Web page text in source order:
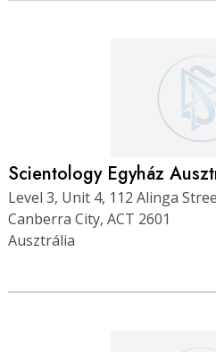
Scientology Egyház
Level 3, Unit 4, 112 Alinga
Canberra City, ACT 2601
Ausztrália